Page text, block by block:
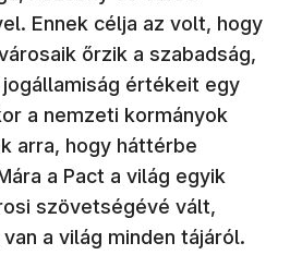
Ennek célja az volt, hogy
őrzik a szabadság,
értékeit egy
a nemzeti kormányok
arra, hogy háttérbe
a Pact a világ egyik
szövetségévé vált,
a világ minden tájáról.